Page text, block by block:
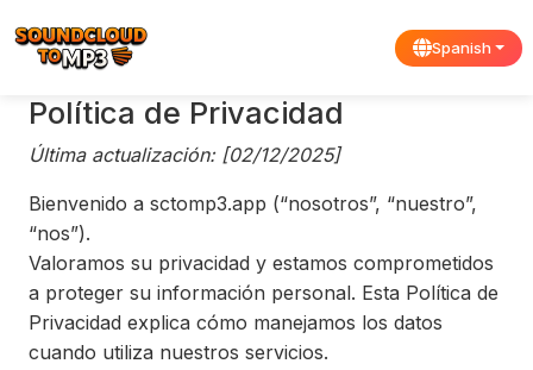
Spanish
Política de Privacidad
Última actualización: [02/12/2025]
Bienvenido a sctomp3.app (“nosotros”, “nuestro”,
“nos”).
Valoramos su privacidad y estamos comprometidos
a proteger su información personal. Esta Política de
Privacidad explica cómo manejamos los datos
cuando utiliza nuestros servicios.